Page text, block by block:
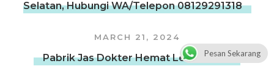
Selatan, Hubungi WA/Telepon 08129291318
MARCH 21, 2024
Pabrik Jas Dokter Hemat Lebih Banyak
Pesan Sekarang